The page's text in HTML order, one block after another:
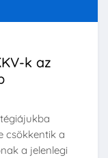
k az
csökkentik a
a jelenlegi